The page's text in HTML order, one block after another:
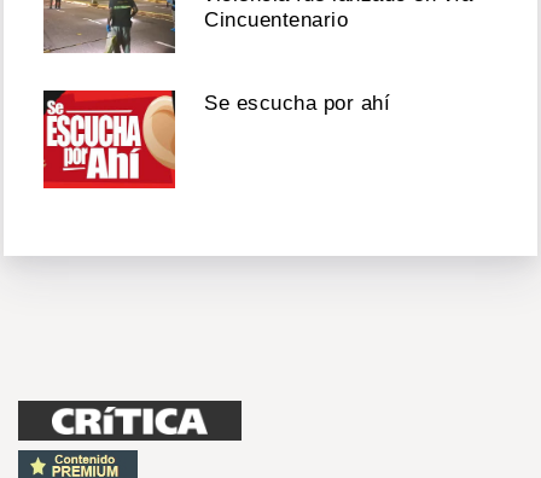
Cincuentenario
Se escucha por ahí